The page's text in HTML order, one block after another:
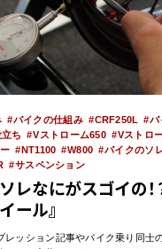
バイクの仕組み CRF250L
バ
ち
Vストローム650
Vストロ
NT1100 W800
バイクのソ
サスペンション
レなにがスゴイの
ール』
レッション記事やバイク乗り同士